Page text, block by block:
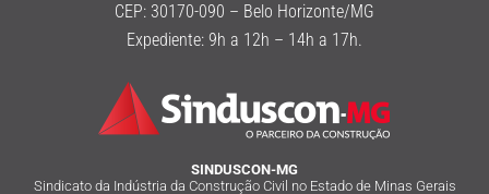
CEP: 30170-090 – Belo Horizonte/MG
Expediente: 9h a 12h – 14h a 17h.
SINDUSCON-MG
Sindicato da Indústria da Construção Civil no Estado de Minas Gerais